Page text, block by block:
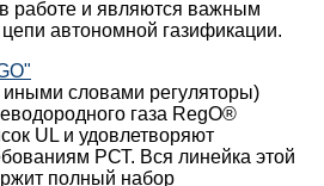
работе и являются важным
автономной газификации.
иными словами регуляторы)
газа RegO®
UL и удовлетворяют
РСТ. Вся линейка этой
полный набор